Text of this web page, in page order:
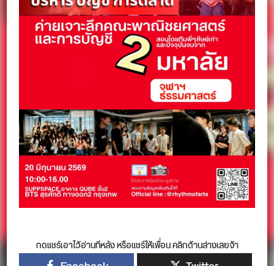
กดแชร์เอาไว้อ่านทีหลัง หรือแชร์ให้เพื่อน คลิกด้านล่างเลยจ้า